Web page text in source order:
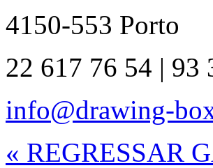
4150-553 Porto
22 617 76 54 | 93
info@drawing-
« REGRESSAR